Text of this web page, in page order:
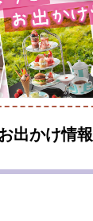
出かけ情報